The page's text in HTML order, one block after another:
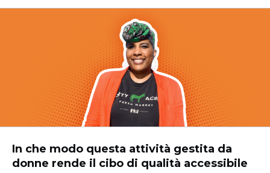
In che modo questa attività gestita da
donne rende il cibo di qualità accessibile